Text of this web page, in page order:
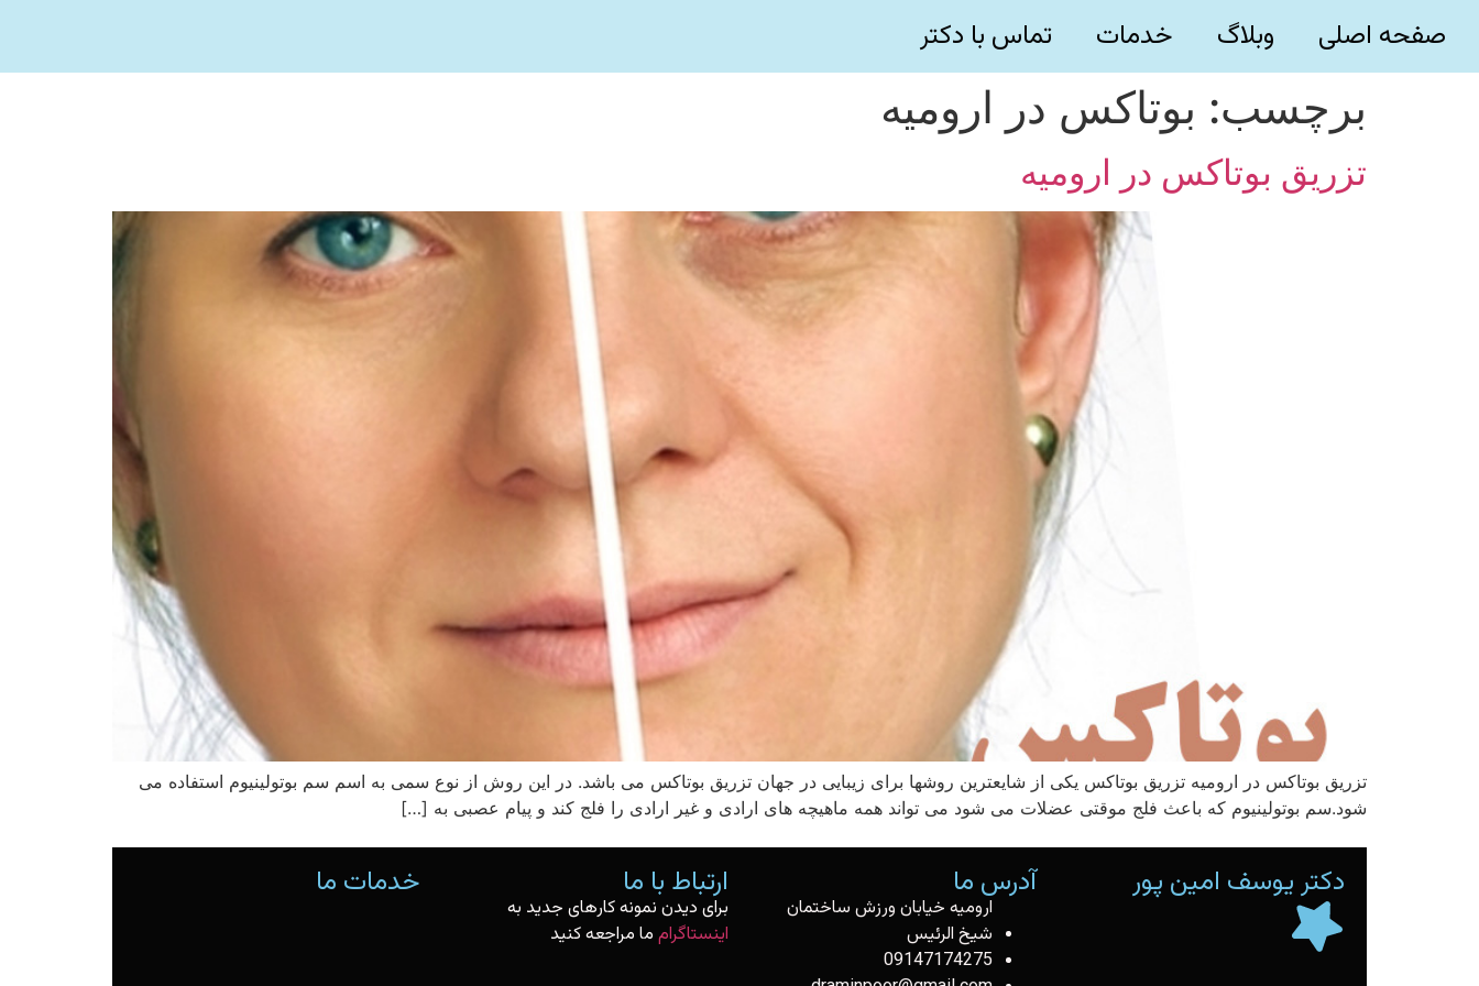
صفحه اصلی وبلاگ خدمات تماس با دکتر
برچسب: بوتاکس در ارومیه
تزریق بوتاکس در ارومیه
تزریق بوتاکس در ارومیه تزریق بوتاکس یکی از شایعترین روشها برای زیبایی در جهان تزریق بوتاکس می باشد. در این روش از نوع سمی به اسم سم بوتولینیوم استفاده می
شود.سم بوتولینیوم که باعث فلج موقتی عضلات می شود می تواند همه ماهیچه های ارادی و غیر ارادی را فلج کند و پیام عصبی به […]
دکتر یوسف امین پور آدرس ما
ارومیه خیابان ورزش ساختمان
شیخ الرئیس
09147174275
ارتباط با ما
برای دیدن نمونه کارهای جدید به
اینستاگرام ما مراجعه کنید
خدمات ما